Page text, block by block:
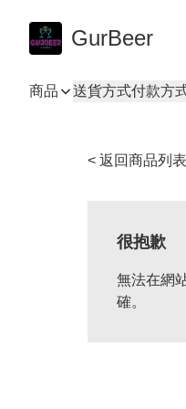
GurBeer
商品 送貨方式付款方
< 返回商品列表
很抱歉
無法在網
確。